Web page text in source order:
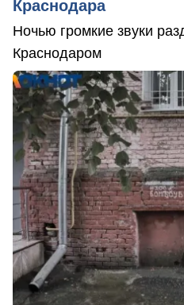
Краснодара
Ночью громкие звуки
Краснодаром